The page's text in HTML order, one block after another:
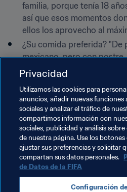
familia, porque tenía 18
así que esos momentos
ellos los aprovecho al
¿Su comida preferida? "De
mexicano, pero con postre,
Le gusta bailar, aunque no
guiando. Mi música favorita
poco el pop".
Siempre ha sido muy
universidad hice
ahora estoy terminando
Temas relacionados
Privacidad
Utilizamos las cookies para
anuncios, añadir nuevas funciones
sociales y analizar el tráfico de
compartimos información con
sociales, publicidad y análisis
de nuestra página. Use los
ajustar sus preferencias y solicitar
compartan sus datos personales.
de Datos de la FIFA
Configuración